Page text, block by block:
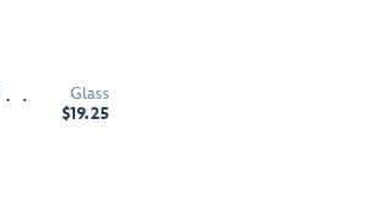
Glass
$19.25